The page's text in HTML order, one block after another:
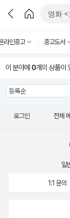
라인중고 중고도서
이 분야에 0개의 상품이
로그인 전체
일
1:1 문의